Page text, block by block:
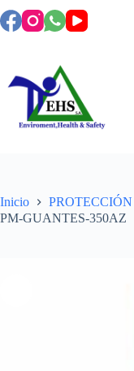
Inicio
PM-GUANTES-350AZ